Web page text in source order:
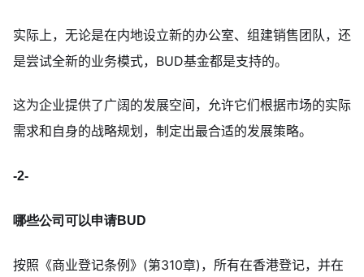
实际上，无论是在内地设立新的办公室、组建销售团队，还
是尝试全新的业务模式，BUD基金都是支持的。
这为企业提供了广阔的发展空间，允许它们根据市场的实际
需求和自身的战略规划，制定出最合适的发展策略。
-2-
哪些公司可以申请BUD
按照《商业登记条例》(第310章)，所有在香港登记，并在